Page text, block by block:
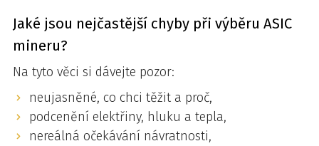
Jaké jsou nejčastější chyby při výběru ASIC
mineru?
Na tyto věci si dávejte pozor:
neujasněné, co chci těžit a proč,
podcenění elektřiny, hluku a tepla,
nereálná očekávání návratnosti,